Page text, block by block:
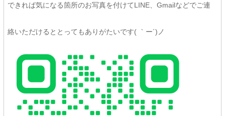
できれば気になる箇所のお写真を付けてLINE、Gmailなどでご連
絡いただけるととってもありがたいです( ｀ー´)ノ